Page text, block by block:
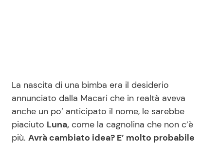
La nascita di una bimba era il desiderio
annunciato dalla Macari che in realtà aveva
anche un po’ anticipato il nome, le sarebbe
piaciuto Luna, come la cagnolina che non c’è
più. Avrà cambiato idea? E’ molto probabile